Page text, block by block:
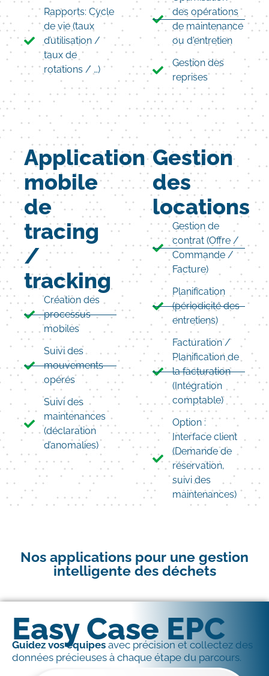
Rapports: Cycle
de vie (taux
d’utilisation /
taux de
rotations / …)
des opérations
de maintenance
ou d'entretien
Gestion des
reprises
Application
mobile
de
tracing
/
tracking
Création des
processus
mobiles
Suivi des
mouvements
opérés
Suivi des
maintenances
(déclaration
d’anomalies)
Gestion
des
locations
Gestion de
contrat (Offre /
Commande /
Facture)
Planification
(périodicité des
entretiens)
Facturation /
Planification de
la facturation
(Intégration
comptable)
Option :
Interface client
(Demande de
réservation,
suivi des
maintenances)
Nos applications pour une gestion
intelligente des déchets
Easy Case EPC
Guidez vos équipes avec précision et collectez des
données précieuses à chaque étape du parcours.